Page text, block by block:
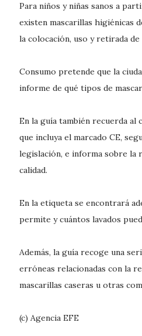
Para niños y niñas sanos a
existen mascarillas higiénicas
la colocación, uso y retirada de
Consumo pretende que la
informe de qué tipos de
En la guía también recuerda
que incluya el marcado CE,
legislación, e informa sobre la
calidad.
En la etiqueta se encontrará
permite y cuántos lavados
Además, la guía recoge una
erróneas relacionadas con la
mascarillas caseras u otras
(c) Agencia EFE